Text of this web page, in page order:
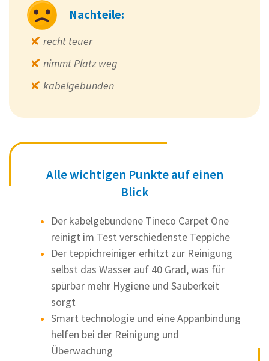
Nachteile:
recht teuer
nimmt Platz weg
kabelgebunden
Alle wichtigen Punkte auf einen
Blick
Der kabelgebundene Tineco Carpet One
reinigt im Test verschiedenste Teppiche
Der teppichreiniger erhitzt zur Reinigung
selbst das Wasser auf 40 Grad, was für
spürbar mehr Hygiene und Sauberkeit
sorgt
Smart technologie und eine Appanbindung
helfen bei der Reinigung und
Überwachung